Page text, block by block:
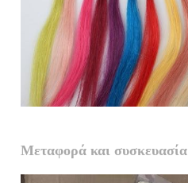
Μεταφορά και συσκευασία